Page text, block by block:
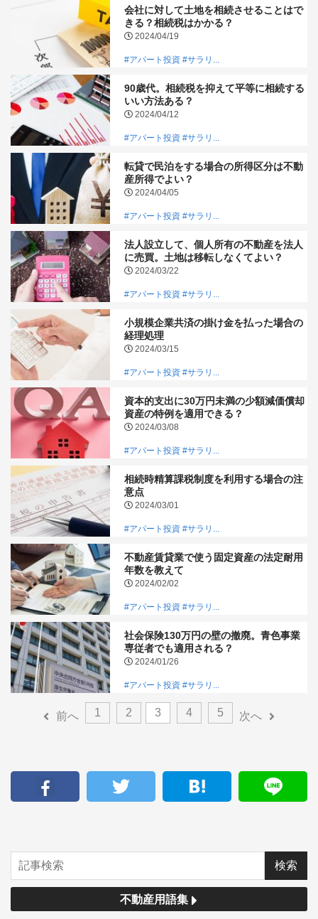
会社に対して土地を相続させることはで
きる？相続税はかかる？
2024/04/19
#アパート投資 #サラリ...
90歳代。相続税を抑えて平等に相続する
いい方法ある？
2024/04/12
#アパート投資 #サラリ...
転貸で民泊をする場合の所得区分は不動
産所得でよい？
2024/04/05
#アパート投資 #サラリ...
法人設立して、個人所有の不動産を法人
に売買。土地は移転しなくてよい？
2024/03/22
#アパート投資 #サラリ...
小規模企業共済の掛け金を払った場合の
経理処理
2024/03/15
#アパート投資 #サラリ...
資本的支出に30万円未満の少額減価償却
資産の特例を適用できる？
2024/03/08
#アパート投資 #サラリ...
相続時精算課税制度を利用する場合の注
意点
2024/03/01
#アパート投資 #サラリ...
不動産賃貸業で使う固定資産の法定耐用
年数を教えて
2024/02/02
#アパート投資 #サラリ...
社会保険130万円の壁の撤廃。青色事業
専従者でも適用される？
2024/01/26
#アパート投資 #サラリ...
前へ 1 2 3 4 5 次へ
不動産用語集